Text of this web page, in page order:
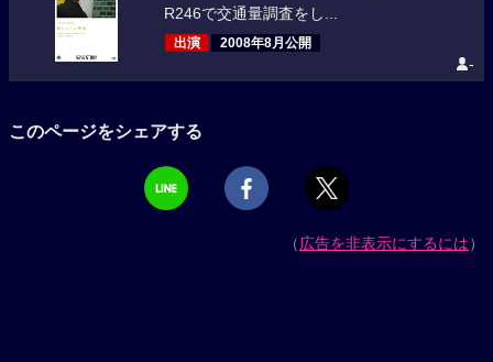
R246で交通量調査をし...
出演 2008年8月公開
-
このページをシェアする
（広告を非表示にするには）